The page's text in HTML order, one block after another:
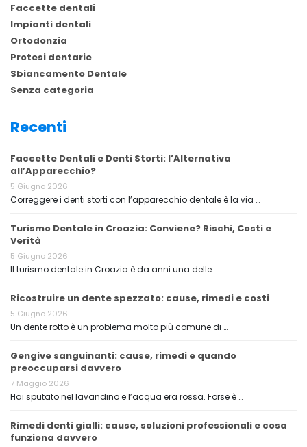
Faccette dentali
Impianti dentali
Ortodonzia
Protesi dentarie
Sbiancamento Dentale
Senza categoria
Recenti
Faccette Dentali e Denti Storti: l’Alternativa
all’Apparecchio?
5 Giugno 2026
Correggere i denti storti con l’apparecchio dentale è la via …
Turismo Dentale in Croazia: Conviene? Rischi, Costi e
Verità
5 Giugno 2026
Il turismo dentale in Croazia è da anni una delle …
Ricostruire un dente spezzato: cause, rimedi e costi
5 Giugno 2026
Un dente rotto è un problema molto più comune di …
Gengive sanguinanti: cause, rimedi e quando
preoccuparsi davvero
7 Maggio 2026
Hai sputato nel lavandino e l’acqua era rossa. Forse è …
Rimedi denti gialli: cause, soluzioni professionali e cosa
funziona davvero